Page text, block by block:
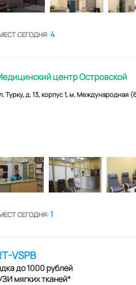
СЕГОДНЯ: 4
центр Островской
Турку, д. 13, корпус 1, м. Международная
СЕГОДНЯ: 1
VSPB
до 1000 рублей
мягких тканей*